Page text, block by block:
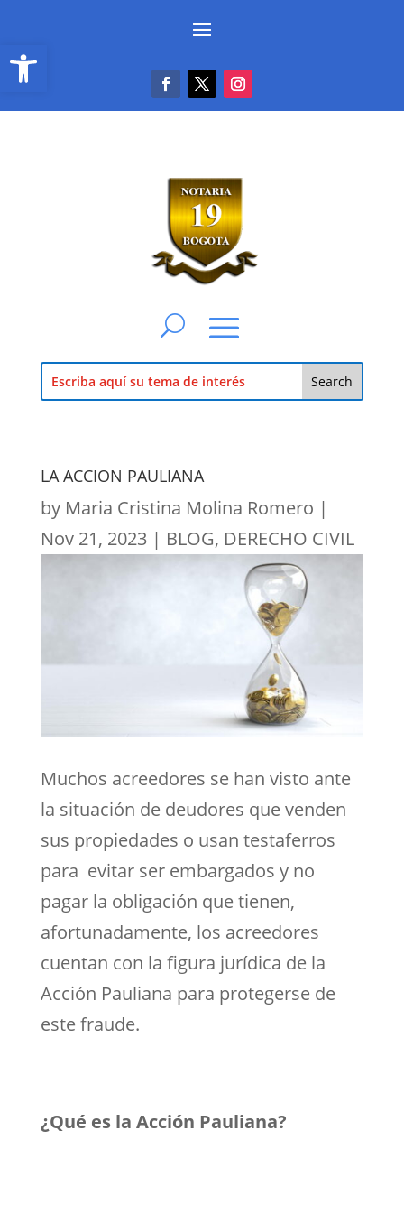
Abrir barra de herramientas
LA ACCION PAULIANA
by Maria Cristina Molina Romero |
Nov 21, 2023| BLOG, DERECHO CIVIL
Muchos acreedores se han visto ante
la situación de deudores que venden
sus propiedades o usan testaferros
para evitar ser embargados y no
pagar la obligación que tienen,
afortunadamente, los acreedores
cuentan con la figura jurídica de la
Acción Pauliana para protegerse de
este fraude.
¿Qué es la Acción Pauliana?